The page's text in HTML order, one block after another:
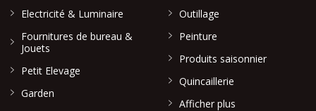
Electricité & Luminaire
Fournitures de bureau &
Jouets
Petit Elevage
Garden
Outillage
Peinture
Produits saisonnier
Quincaillerie
Afficher plus